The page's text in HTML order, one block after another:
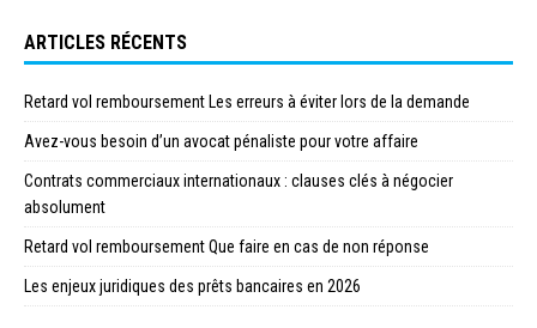
ARTICLES RÉCENTS
Retard vol remboursement Les erreurs à éviter lors de la demande
Avez-vous besoin d’un avocat pénaliste pour votre affaire
Contrats commerciaux internationaux : clauses clés à négocier
absolument
Retard vol remboursement Que faire en cas de non réponse
Les enjeux juridiques des prêts bancaires en 2026